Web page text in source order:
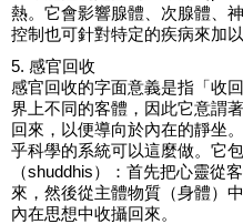
熱。它會影響腺體、次腺體、
控制也可針對特定的疾病來加以
5. 感官回收
感官回收的字面意義是指「收
界上不同的客體，因此它意謂
回來，以便導向於內在的靜坐
乎科學的系統可以這麼做。它
（shuddhis）：首先把心靈從
來，然後從主體物質（身體）
內在思想中收攝回來。